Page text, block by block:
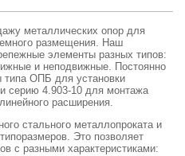
металлических опор для
размещения. Наш
элементы разных типов:
и неподвижные. Постоянно
типа ОПБ для установки
серию 4.903-10 для монтажа
расширения.
стального металлопроката и
Это позволяет
с разными характеристиками: